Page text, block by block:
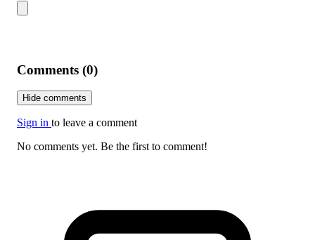
Comments (0)
Hide comments
Sign in to leave a comment
No comments yet. Be the first to comment!